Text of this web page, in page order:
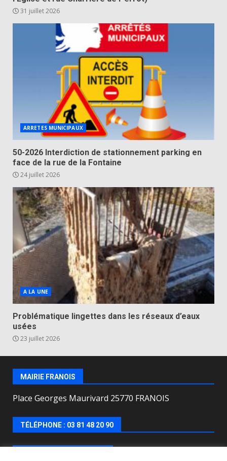
31 juillet 2026
ARRETES MUNICIPAUX
50-2026 Interdiction de stationnement parking en
face de la rue de la Fontaine
24 juillet 2026
A LA UNE
Problématique lingettes dans les réseaux d’eaux
usées
23 juillet 2026
MAIRIE FRANOIS
Place Georges Maurivard 25770 FRANOIS
TÉLÉPHONE : 03 81 48 20 90